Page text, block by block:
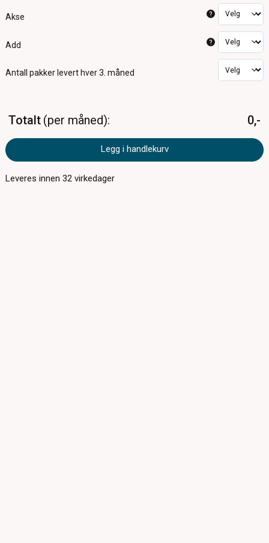
Akse ?
Add ?
Antall pakker levert hver 3. måned
Totalt per måned 0,-
Legg i handlekurv
Leveres innen32 virkedager